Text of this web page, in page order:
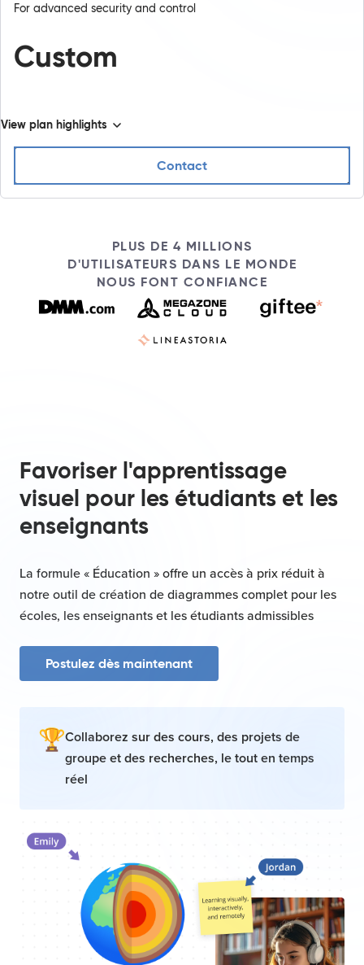
For advanced security and control
Custom
View plan highlights
Contact
PLUS DE 4 MILLIONS
D'UTILISATEURS DANS LE MONDE
NOUS FONT CONFIANCE
Favoriser l'apprentissage
visuel pour les étudiants et les
enseignants
La formule « Éducation » offre un accès à prix réduit à
notre outil de création de diagrammes complet pour les
écoles, les enseignants et les étudiants admissibles
Postulez dès maintenant
Collaborez sur des cours, des projets de
groupe et des recherches, le tout en temps
réel